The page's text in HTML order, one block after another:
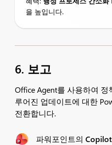
을 높입니다.
6. 보고
Office Agent를 사용하여
루어진 업데이트에 대한
전환합니다.
파워포인트의 Copilot